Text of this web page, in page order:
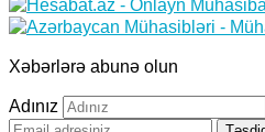
Xəbərlərə abunə olun
Adınız